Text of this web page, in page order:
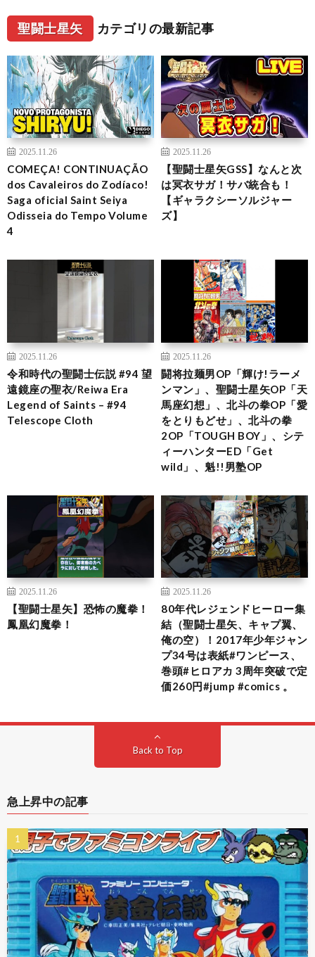
聖闘士星矢 カテゴリの最新記事
2025.11.26
COMEÇA! CONTINUAÇÃO
dos Cavaleiros do Zodíaco!
Saga oficial Saint Seiya
Odisseia do Tempo Volume
4
2025.11.26
【聖闘士星矢GSS】なんと次
は冥衣サガ！サバ統合も！
【ギャラクシーソルジャー
ズ】
2025.11.26
令和時代の聖闘士伝説 #94 望
遠鏡座の聖衣/Reiwa Era
Legend of Saints – #94
Telescope Cloth
2025.11.26
闘将拉麺男OP「輝け!ラーメ
ンマン」、聖闘士星矢OP「天
馬座幻想」、北斗の拳OP「愛
をとりもどせ」、北斗の拳
2OP「TOUGH BOY」、シテ
ィーハンターED「Get
wild」、魁!!男塾OP
2025.11.26
【聖闘士星矢】恐怖の魔拳！
鳳凰幻魔拳！
2025.11.26
80年代レジェンドヒーロー集
結（聖闘士星矢、キャプ翼、
俺の空）！2017年少年ジャン
プ34号は表紙#ワンピース、
巻頭#ヒロアカ 3周年突破で定
価260円#jump #comics 。
Back to Top
急上昇中の記事